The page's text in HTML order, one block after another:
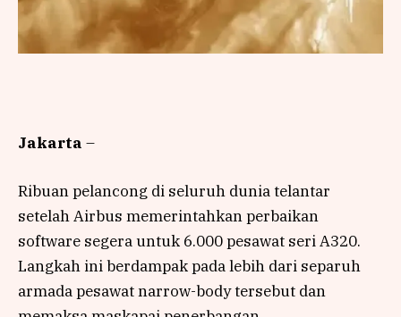
Jakarta –
Ribuan pelancong di seluruh dunia telantar
setelah Airbus memerintahkan perbaikan
software segera untuk 6.000 pesawat seri A320.
Langkah ini berdampak pada lebih dari separuh
armada pesawat narrow-body tersebut dan